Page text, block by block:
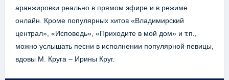
аранжировки реально в прямом эфире и в режиме
онлайн. Кроме популярных хитов «Владимирский
централ», «Исповедь», «Приходите в мой дом» и т.п.,
можно услышать песни в исполнении популярной певицы,
вдовы М. Круга – Ирины Круг.